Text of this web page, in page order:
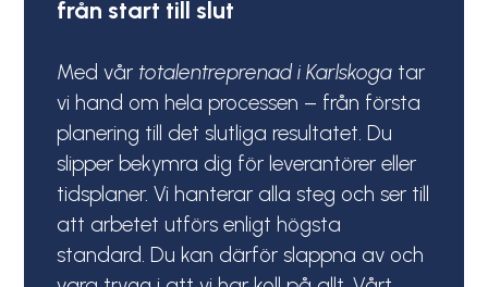
från start till slut
Med vår totalentreprenad i Karlskoga tar
vi hand om hela processen – från första
planering till det slutliga resultatet. Du
slipper bekymra dig för leverantörer eller
tidsplaner. Vi hanterar alla steg och ser till
att arbetet utförs enligt högsta
standard. Du kan därför slappna av och